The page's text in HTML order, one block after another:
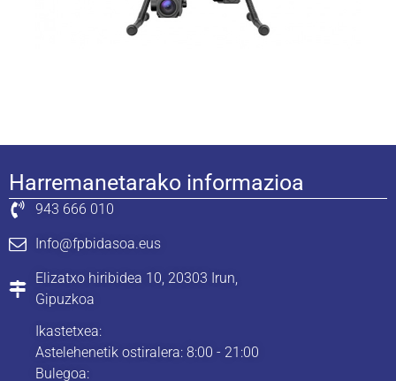
Harremanetarako informazioa
943 666 010
Info@fpbidasoa.eus
Elizatxo hiribidea 10, 20303 Irun,
Gipuzkoa
Ikastetxea:
Astelehenetik ostiralera: 8:00 - 21:00
Bulegoa: